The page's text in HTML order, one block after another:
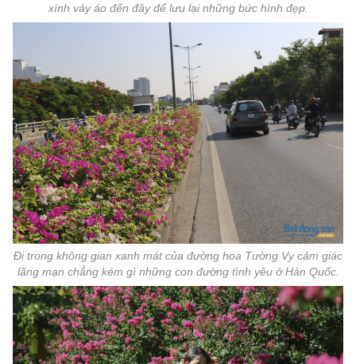
xính váy áo đến đây để lưu lại những bức hình đẹp.
Đi trong không gian xanh mát của đường hoa Tường Vy cảm giác
lãng mạn chẳng kém gì những con đường tình yêu ở Hàn Quốc.